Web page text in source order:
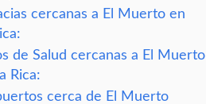
cercanas a El Muerto en
de Salud cercanas a El Muerto
Rica:
cerca de El Muerto